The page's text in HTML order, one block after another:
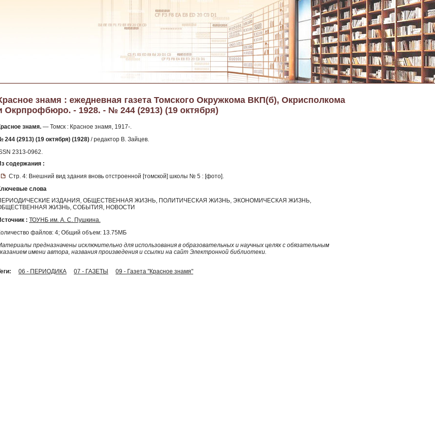
знамя : ежедневная газета Томского Окружкома ВКП(б), Окрисполкома
Окрпрофбюро. - 1928. - № 244 (2913) (19 октября)
знамя. — Томск : Красное знамя, 1917-.
244 (2913) (19 октября) (1928) / редактор В. Зайцев.
2313-0962.
содержания :
Стр. 4: Внешний вид здания вновь отстроенной [томской] школы № 5 : [фото].
слова
ИЗДАНИЯ, ОБЩЕСТВЕННАЯ ЖИЗНЬ, ПОЛИТИЧЕСКАЯ ЖИЗНЬ, ЭКОНОМИЧЕСКАЯ ЖИЗНЬ,
ЖИЗНЬ, СОБЫТИЯ, НОВОСТИ
: ТОУНБ им. А. С. Пушкина.
файлов: 4; Общий объем: 13.75МБ
предназначены исключительно для использования в образовательных и научных целях с обязательным
имени автора, названия произведения и ссылки на сайт Электронной библиотеки.
06 - ПЕРИОДИКА 07 - ГАЗЕТЫ 09 - Газета "Красное знамя"